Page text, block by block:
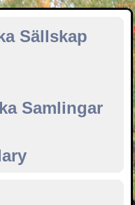
Sällskap
Samlingar